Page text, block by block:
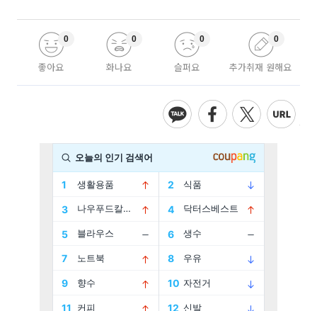
좋아요
0
화나요
0
슬퍼요
0
추가취재 원해요
0